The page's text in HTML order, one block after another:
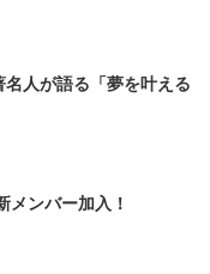
人が語る「夢を叶える
メンバー加入！